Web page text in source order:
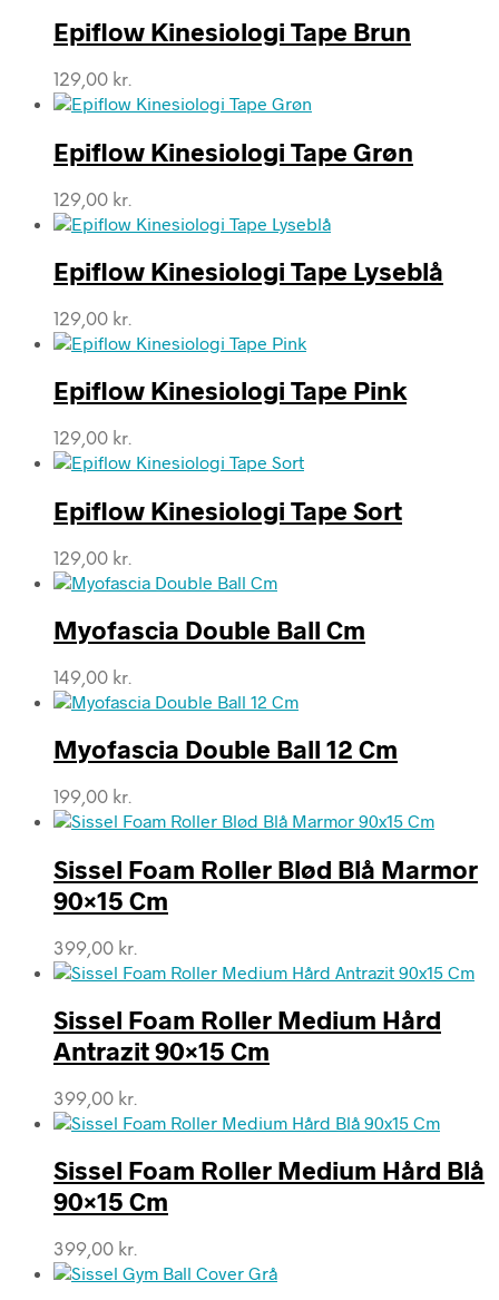
Epiflow Kinesiologi Tape Brun
129,00 kr.
Epiflow Kinesiologi Tape Grøn
129,00 kr.
Epiflow Kinesiologi Tape Lyseblå
129,00 kr.
Epiflow Kinesiologi Tape Pink
129,00 kr.
Epiflow Kinesiologi Tape Sort
129,00 kr.
Myofascia Double Ball Cm
149,00 kr.
Myofascia Double Ball 12 Cm
199,00 kr.
Sissel Foam Roller Blød Blå Marmor
90×15 Cm
399,00 kr.
Sissel Foam Roller Medium Hård
Antrazit 90×15 Cm
399,00 kr.
Sissel Foam Roller Medium Hård Blå
90×15 Cm
399,00 kr.